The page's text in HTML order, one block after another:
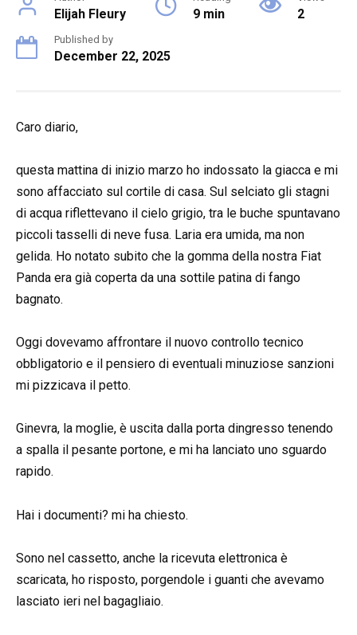
Elijah Fleury 9 min 2
Published by
December 22, 2025
Caro diario,
questa mattina di inizio marzo ho indossato la giacca e mi
sono affacciato sul cortile di casa. Sul selciato gli stagni
di acqua riflettevano il cielo grigio, tra le buche spuntavano
piccoli tasselli di neve fusa. Laria era umida, ma non
gelida. Ho notato subito che la gomma della nostra Fiat
Panda era già coperta da una sottile patina di fango
bagnato.
Oggi dovevamo affrontare il nuovo controllo tecnico
obbligatorio e il pensiero di eventuali minuziose sanzioni
mi pizzicava il petto.
Ginevra, la moglie, è uscita dalla porta dingresso tenendo
a spalla il pesante portone, e mi ha lanciato uno sguardo
rapido.
Hai i documenti? mi ha chiesto.
Sono nel cassetto, anche la ricevuta elettronica è
scaricata, ho risposto, porgendole i guanti che avevamo
lasciato ieri nel bagagliaio.